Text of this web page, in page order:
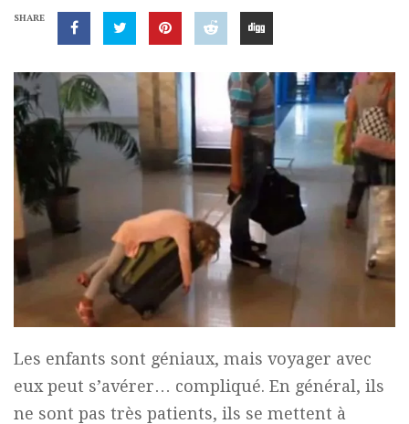
SHARE
Les enfants sont géniaux, mais voyager avec
eux peut s’avérer… compliqué. En général, ils
ne sont pas très patients, ils se mettent à